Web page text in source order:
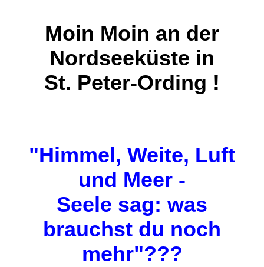
Moin Moin an der
Nordseeküste in
St. Peter-Ording !
"Himmel, Weite, Luft
und Meer -
Seele sag: was
brauchst du noch
mehr"???